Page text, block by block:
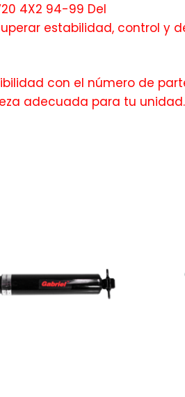
4X2 94-99 Del
estabilidad, control y
con el número de
adecuada para tu unidad.